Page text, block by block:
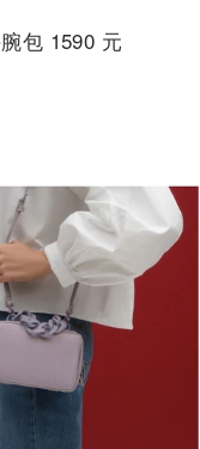
包 1590 元